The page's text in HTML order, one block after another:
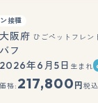
接種
大阪府 ひごペットフレ
バフ
2026年6月5日 生まれ
価格: 217,800 円 税込